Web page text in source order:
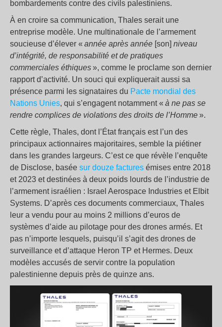
bombardements contre des civils palestiniens.
À en croire sa communication, Thales serait une
entreprise modèle. Une multinationale de l’armement
soucieuse d’élever « année après année [son] niveau
d’intégrité, de responsabilité et de pratiques
commerciales éthiques», comme le proclame son dernier
rapport d’activité. Un souci qui expliquerait aussi sa
présence parmi les signataires du Pacte mondial des
Nations Unies, qui s’engagent notamment « à ne pas se
rendre complices de violations des droits de l’Homme».
Cette règle, Thales, dont l’État français est l’un des
principaux actionnaires majoritaires, semble la piétiner
dans les grandes largeurs. C’est ce que révèle l’enquête
de Disclose, basée sur douze factures émises entre 2018
et 2023 et destinées à deux poids lourds de l’industrie de
l’armement israélien : Israel Aerospace Industries et Elbit
Systems. D’après ces documents commerciaux, Thales
leur a vendu pour au moins 2 millions d’euros de
systèmes d’aide au pilotage pour des drones armés. Et
pas n’importe lesquels, puisqu’il s’agit des drones de
surveillance et d’attaque Heron TP et Hermes. Deux
modèles accusés de servir contre la population
palestinienne depuis près de quinze ans.